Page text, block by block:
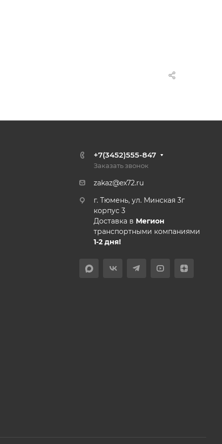
+7(3452)555-847
Заказать звонок
zakaz@ex72.ru
г. Тюмень, ул. Минская 3г
корпус 3
Доставка в Мегион
транспортными компаниями
1-2 дня!